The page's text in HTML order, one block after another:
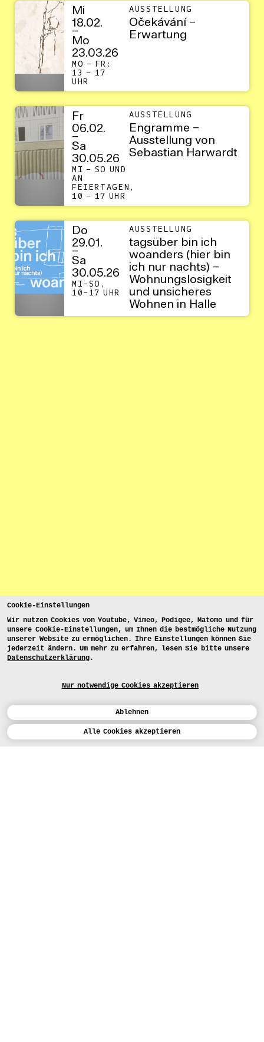
Cookie-Einstellungen
Wir nutzen Cookies von Youtube, Vimeo, Podigee, Matomo und für
unsere Cookie-Einstellungen, um Ihnen die bestmögliche Nutzung
unserer Website zu ermöglichen. Ihre Einstellungen können Sie
jederzeit ändern. Um mehr zu erfahren, lesen Sie bitte unsere
Datenschutzerklärung.
Nur notwendige Cookies akzeptieren
Ablehnen
Alle Cookies akzeptieren
Kalender
Mi
18.02.
–
Mo
23.03.26
MO – FR:
13 – 17
UHR
AUSSTELLUNG
Očekávání –
Erwartung
Fr
06.02.
–
Sa
30.05.26
MI – SO UND
AN
FEIERTAGEN,
10 – 17 UHR
AUSSTELLUNG
Engramme –
Ausstellung von
Sebastian Harwardt
Do
29.01.
–
Sa
30.05.26
MI–SO,
10–17 UHR
AUSSTELLUNG
tagsüber bin ich
woanders (hier bin
ich nur nachts) –
Wohnungslosigkeit
und unsicheres
Wohnen in Halle